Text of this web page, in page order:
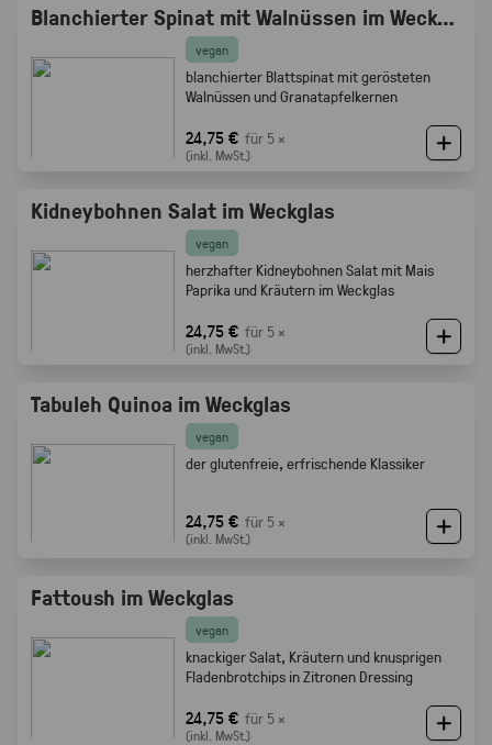
Blanchierter Spinat mit Walnüssen im Weckglas
vegan
blanchierter Blattspinat mit gerösteten
Walnüssen und Granatapfelkernen
24,75 € für 5 ×
(inkl. MwSt.)
Kidneybohnen Salat im Weckglas
vegan
herzhafter Kidneybohnen Salat mit Mais
Paprika und Kräutern im Weckglas
24,75 € für 5 ×
(inkl. MwSt.)
Tabuleh Quinoa im Weckglas
vegan
der glutenfreie, erfrischende Klassiker
24,75 € für 5 ×
(inkl. MwSt.)
Fattoush im Weckglas
vegan
knackiger Salat, Kräutern und knusprigen
Fladenbrotchips in Zitronen Dressing
24,75 € für 5 ×
(inkl. MwSt.)